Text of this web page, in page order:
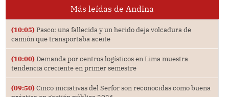
Más leídas de Andina
(10:05) Pasco: una fallecida y un herido deja volcadura de
camión que transportaba aceite
(10:00) Demanda por centros logísticos en Lima muestra
tendencia creciente en primer semestre
(09:50) Cinco iniciativas del Serfor son reconocidas como buena